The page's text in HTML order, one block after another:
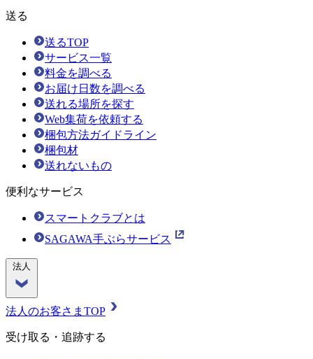
送る
送るTOP
サービス一覧
料金を調べる
お届け日数を調べる
送れる場所を探す
Web集荷を依頼する
梱包方法ガイドライン
梱包材
送れないもの
便利なサービス
スマートクラブとは
SAGAWA手ぶらサービス
法人
法人のお客さまTOP
受け取る・追跡する